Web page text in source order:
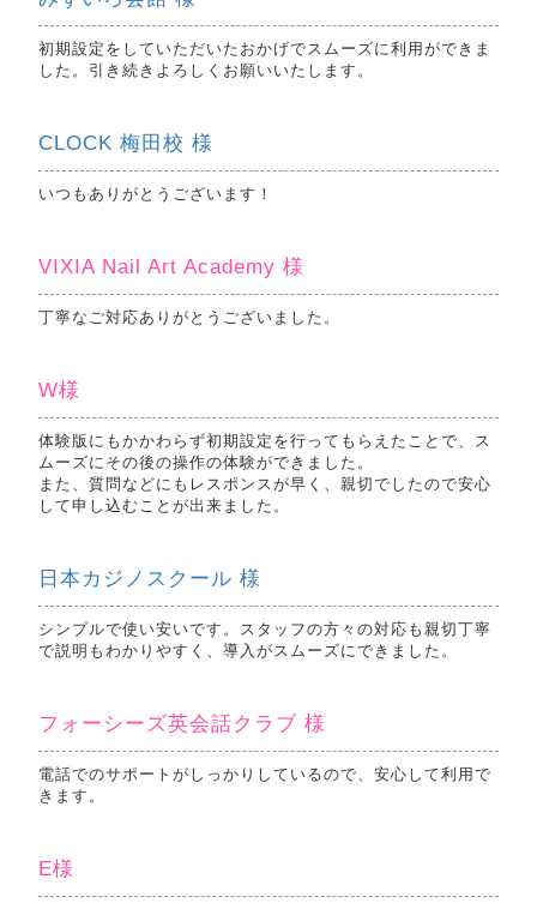
初期設定をしていただいたおかげでスムーズに利用ができま
した。引き続きよろしくお願いいたします。
CLOCK 梅田校 様
いつもありがとうございます！
VIXIA Nail Art Academy 様
丁寧なご対応ありがとうございました。
W様
体験版にもかかわらず初期設定を行ってもらえたことで、ス
ムーズにその後の操作の体験ができました。
また、質問などにもレスポンスが早く、親切でしたので安心
して申し込むことが出来ました。
日本カジノスクール 様
シンプルで使い安いです。スタッフの方々の対応も親切丁寧
で説明もわかりやすく、導入がスムーズにできました。
フォーシーズ英会話クラブ 様
電話でのサポートがしっかりしているので、安心して利用で
きます。
E様